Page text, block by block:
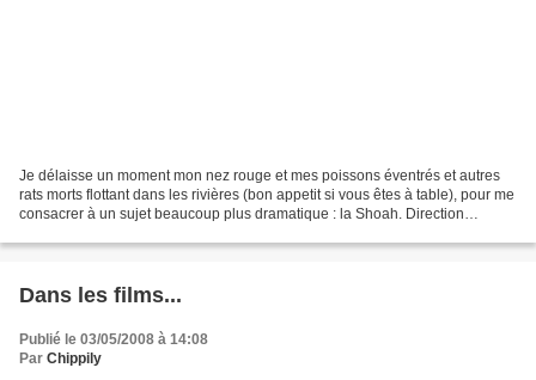
Je délaisse un moment mon nez rouge et mes poissons éventrés et autres
rats morts flottant dans les rivières (bon appetit si vous êtes à table), pour me
consacrer à un sujet beaucoup plus dramatique : la Shoah. Direction
Dans les films...
Publié le 03/05/2008 à 14:08
Par Chippily